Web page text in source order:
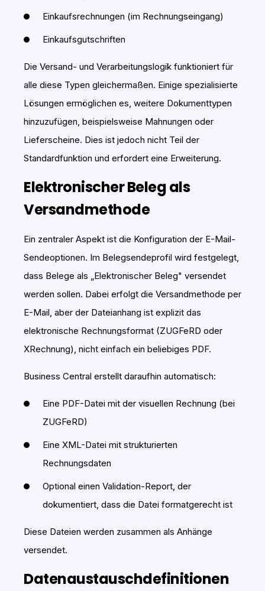
Einkaufsrechnungen (im Rechnungseingang)
Einkaufsgutschriften
Die Versand- und Verarbeitungslogik funktioniert für
alle diese Typen gleichermaßen. Einige spezialisierte
Lösungen ermöglichen es, weitere Dokumenttypen
hinzuzufügen, beispielsweise Mahnungen oder
Lieferscheine. Dies ist jedoch nicht Teil der
Standardfunktion und erfordert eine Erweiterung.
Elektronischer Beleg als
Versandmethode
Ein zentraler Aspekt ist die Konfiguration der E-Mail-
Sendeoptionen. Im Belegsendeprofil wird festgelegt,
dass Belege als „Elektronischer Beleg" versendet
werden sollen. Dabei erfolgt die Versandmethode per
E-Mail, aber der Dateianhang ist explizit das
elektronische Rechnungsformat (ZUGFeRD oder
XRechnung), nicht einfach ein beliebiges PDF.
Business Central erstellt daraufhin automatisch:
Eine PDF-Datei mit der visuellen Rechnung (bei
ZUGFeRD)
Eine XML-Datei mit strukturierten
Rechnungsdaten
Optional einen Validation-Report, der
dokumentiert, dass die Datei formatgerecht ist
Diese Dateien werden zusammen als Anhänge
versendet.
Datenaustauschdefinitionen